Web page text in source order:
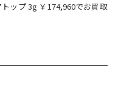
ップ 3g ￥174,960でお買取